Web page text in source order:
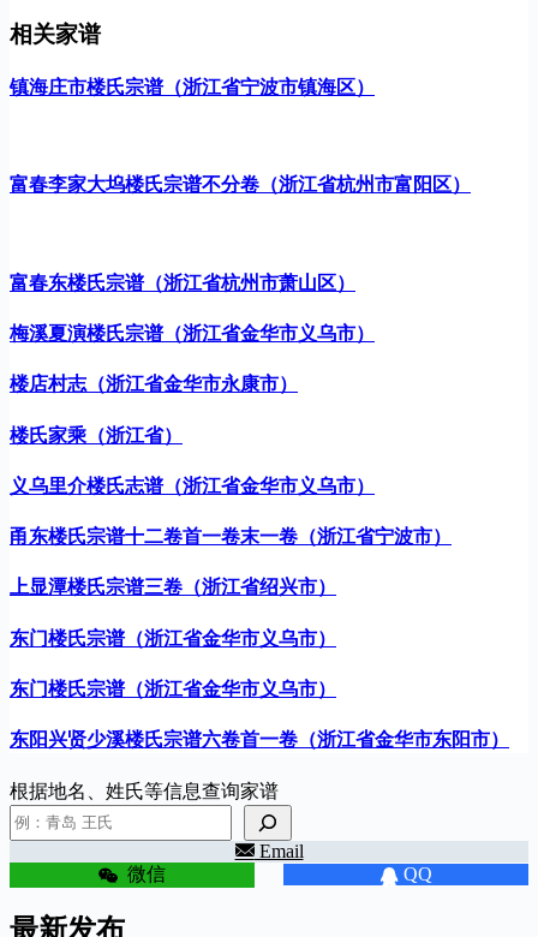
相关家谱
镇海庄市楼氏宗谱（浙江省宁波市镇海区）
富春李家大坞楼氏宗谱不分卷（浙江省杭州市富阳区）
富春东楼氏宗谱（浙江省杭州市萧山区）
梅溪夏演楼氏宗谱（浙江省金华市义乌市）
楼店村志（浙江省金华市永康市）
楼氏家乘（浙江省）
义乌里介楼氏志谱（浙江省金华市义乌市）
甬东楼氏宗谱十二卷首一卷末一卷（浙江省宁波市）
上显潭楼氏宗谱三卷（浙江省绍兴市）
东门楼氏宗谱（浙江省金华市义乌市）
东门楼氏宗谱（浙江省金华市义乌市）
东阳兴贤少溪楼氏宗谱六卷首一卷（浙江省金华市东阳市）
根据地名、姓氏等信息查询家谱
Email
微信 QQ
最新发布